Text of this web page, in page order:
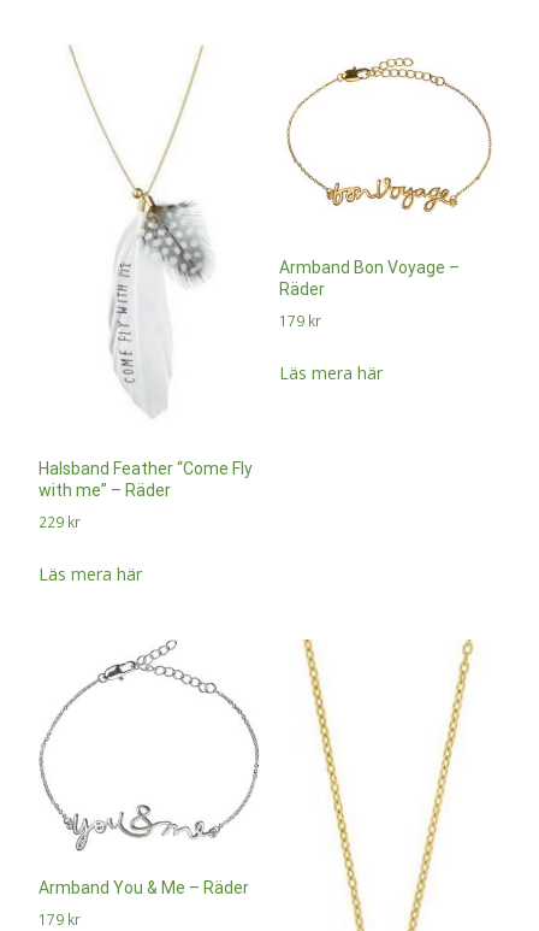
Halsband Feather “Come Fly
with me” – Räder
229 kr
Läs mera här
Armband Bon Voyage –
Räder
179 kr
Läs mera här
Armband You & Me – Räder
179 kr